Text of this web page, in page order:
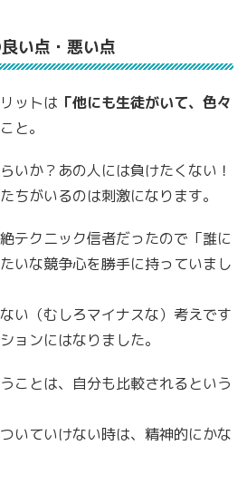
い点・悪い点
ットは 「他にも生徒がいて、色々
と。
いか？あの人には負けたくない！
ちがいるのは刺激になります。
テクニック信者だったので「誰に
いな競争心を勝手に持っていまし
い（むしろマイナスな）考えです
ョンにはなりました。
ことは、自分も比較されるという
いていけない時は、精神的にかな